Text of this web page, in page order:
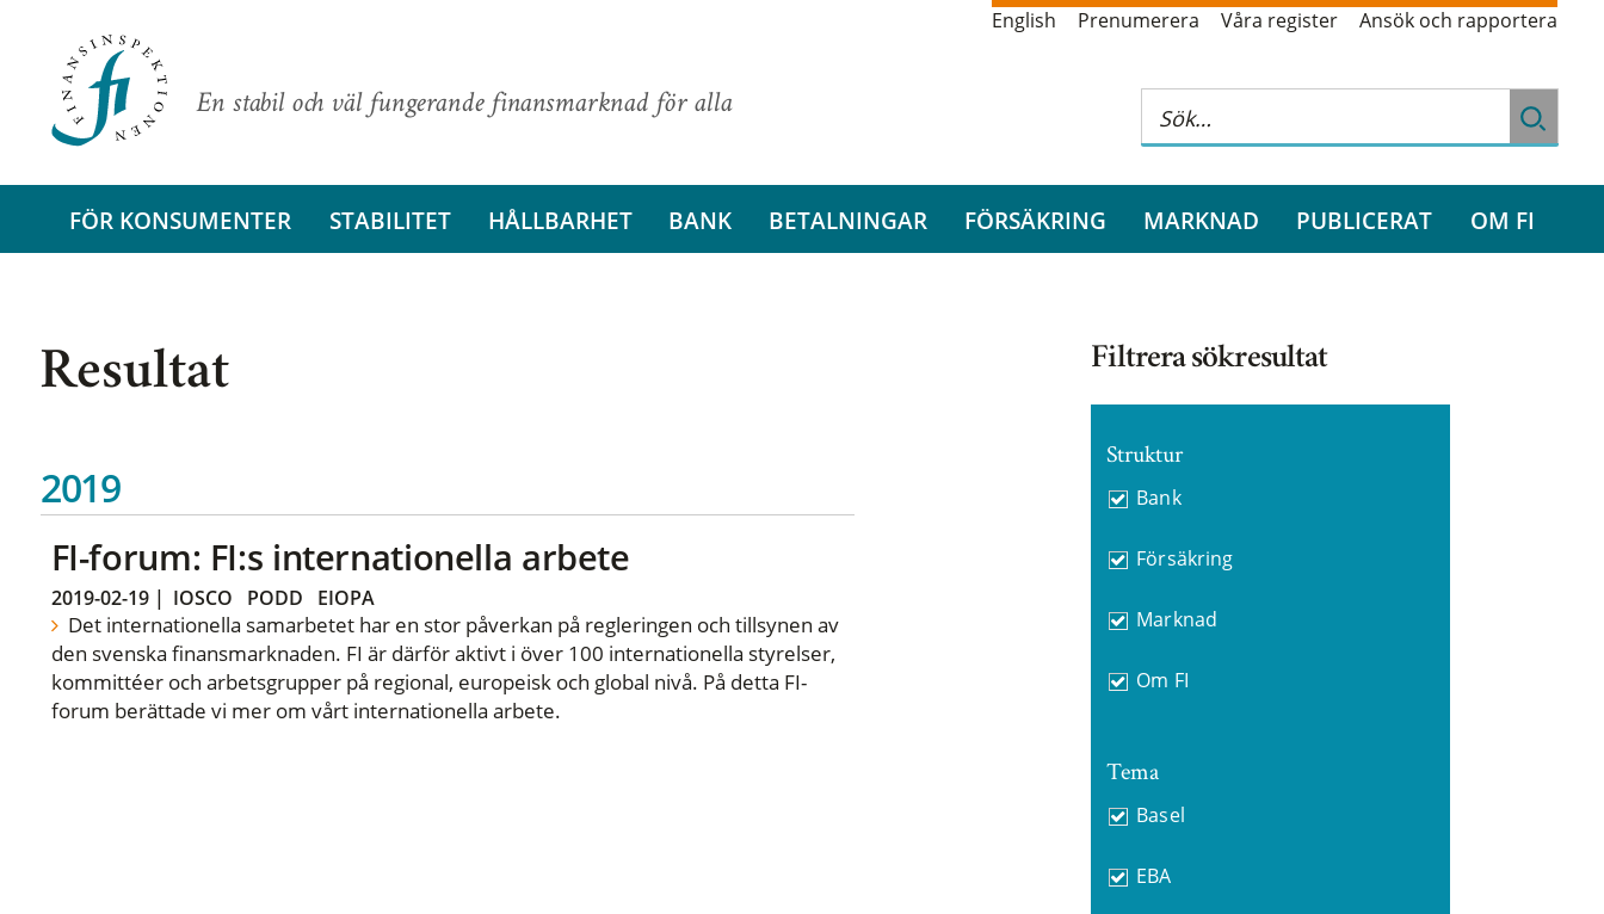
En stabil och väl fungerande finansmarknad för alla
English Prenumerera Våra register Ansök och rapportera
FÖR KONSUMENTER STABILITET HÅLLBARHET BANK BETALNINGAR FÖRSÄKRING MARKNAD PUBLICERAT OM FI
Resultat
2019
FI-forum: FI:s internationella arbete
2019-02-19| IOSCO PODD EIOPA
Det internationella samarbetet har en stor påverkan på regleringen och tillsynen av
den svenska finansmarknaden. FI är därför aktivt i över 100 internationella styrelser,
kommittéer och arbetsgrupper på regional, europeisk och global nivå. På detta FI-
forum berättade vi mer om vårt internationella arbete.
Filtrera sökresultat
Struktur
Bank
Försäkring
Marknad
Om FI
Tema
Basel
EBA